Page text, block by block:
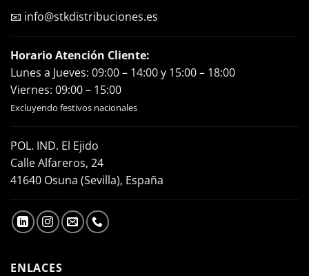
📧 info@stkdistribuciones.es
Horario Atención Cliente:
Lunes a Jueves: 09:00 – 14:00 y 15:00 – 18:00
Viernes: 09:00 – 15:00
Excluyendo festivos nacionales
POL. IND. El Ejido
Calle Alfareros, 24
41640 Osuna (Sevilla), España
ENLACES